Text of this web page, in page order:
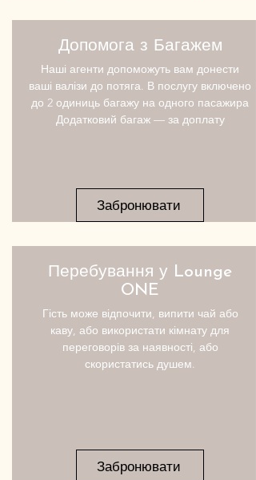
Допомога з Багажем
Наші агенти допоможуть вам донести
ваші валізи до потяга. В послугу включено
до 2 одиниць багажу на одного пасажира
Додатковий багаж — за доплату
Забронювати
Перебування у Lounge
ONE
Гість може відпочити, випити чай або
каву, або використати кімнату для
переговорів за наявності, або
скористатись душем.
Забронювати